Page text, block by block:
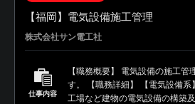
【福岡】電気設備施工管理
株式会社サン電工社
仕事内容
【職務概要】 電気設備の施工管
す。 【職務詳細】 【電気設備系
工場など建物の電気設備の構築